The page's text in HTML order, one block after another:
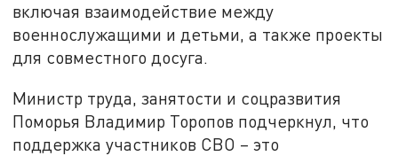
включая взаимодействие между
военнослужащими и детьми, а также проекты
для совместного досуга.
Министр труда, занятости и соцразвития
Поморья Владимир Торопов подчеркнул, что
поддержка участников СВО – это